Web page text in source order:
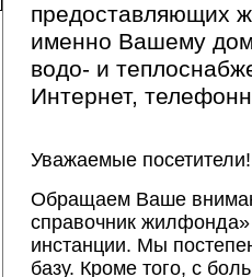
предоставляющих
именно Вашему
водо- и
Интернет,
Уважаемые посетители!
Обращаем Ваше
справочник
инстанции. Мы
базу. Кроме того, с